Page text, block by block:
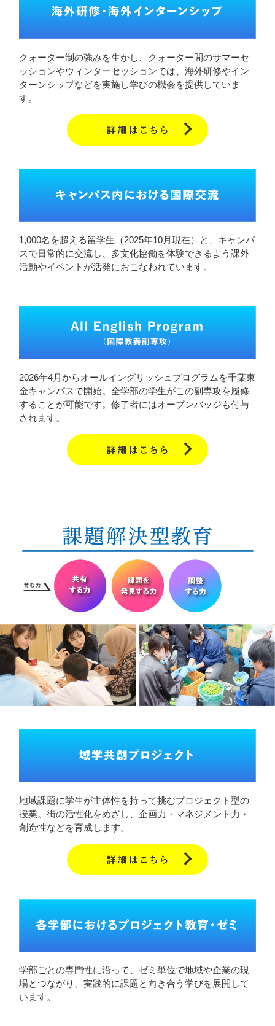
クォーター制の強みを生かし、クォーター間のサマーセ
ッションやウィンターセッションでは、海外研修やイン
ターンシップなどを実施し学びの機会を提供していま
す。
1,000名を超える留学生（2025年10月現在）と、キャンパ
スで日常的に交流し、多文化協働を体験できるよう課外
活動やイベントが活発におこなわれています。
2026年4月からオールイングリッシュプログラムを千葉東
金キャンパスで開始。全学部の学生がこの副専攻を履修
することが可能です。修了者にはオープンバッジも付与
されます。
地域課題に学生が主体性を持って挑むプロジェクト型の
授業。街の活性化をめざし、企画力・マネジメント力・
創造性などを育成します。
学部ごとの専門性に沿って、ゼミ単位で地域や企業の現
場とつながり、実践的に課題と向き合う学びを展開して
います。